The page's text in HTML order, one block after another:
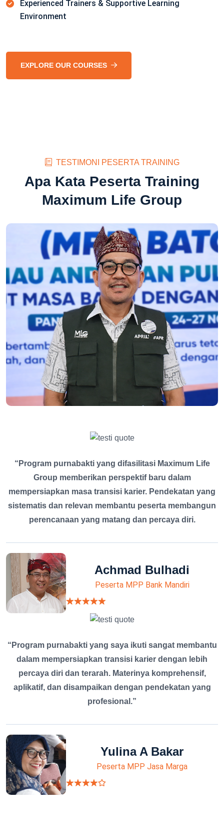
Experienced Trainers & Supportive Learning
Environment
EXPLORE OUR COURSES
TESTIMONI PESERTA TRAINING
Apa Kata Peserta Training
Maximum Life Group
“Program purnabakti yang difasilitasi Maximum Life
Group memberikan perspektif baru dalam
mempersiapkan masa transisi karier. Pendekatan yang
sistematis dan relevan membantu peserta membangun
perencanaan yang matang dan percaya diri.
Achmad Bulhadi
Peserta MPP Bank Mandiri
“Program purnabakti yang saya ikuti sangat membantu
dalam mempersiapkan transisi karier dengan lebih
percaya diri dan terarah. Materinya komprehensif,
aplikatif, dan disampaikan dengan pendekatan yang
profesional.”
Yulina A Bakar
Peserta MPP Jasa Marga